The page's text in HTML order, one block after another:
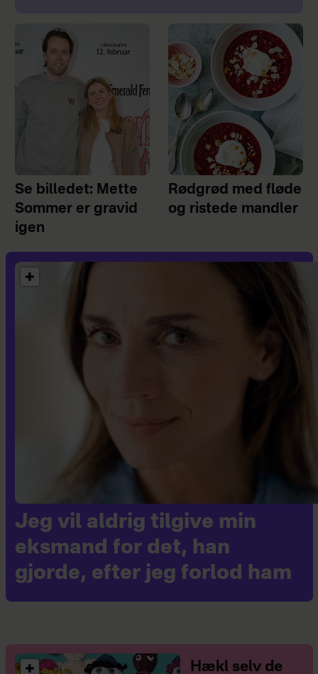
Se billedet: Mette
Sommer er gravid
igen
Rødgrød med fløde
og ristede mandler
Jeg vil aldrig tilgive min
eksmand for det, han
gjorde, efter jeg forlod ham
Hækl selv de